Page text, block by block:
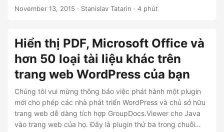
dụng và trang web dựa trên web. Nhóm Thị trường của
November 13, 2015 · Stanislav Tatarin · 4 phút
Hiển thị PDF, Microsoft Office và
hơn 50 loại tài liệu khác trên
trang web WordPress của bạn
Chúng tôi vui mừng thông báo việc phát hành một plugin
mới cho phép các nhà phát triển WordPress và chủ sở hữu
trang web dễ dàng tích hợp GroupDocs.Viewer cho Java
vào trang web của họ. Đây là plugin thứ ba trong chuỗi